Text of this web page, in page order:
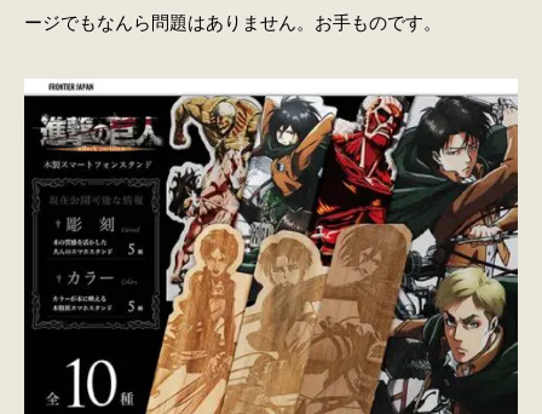
ージでもなんら問題はありません。お手ものです。